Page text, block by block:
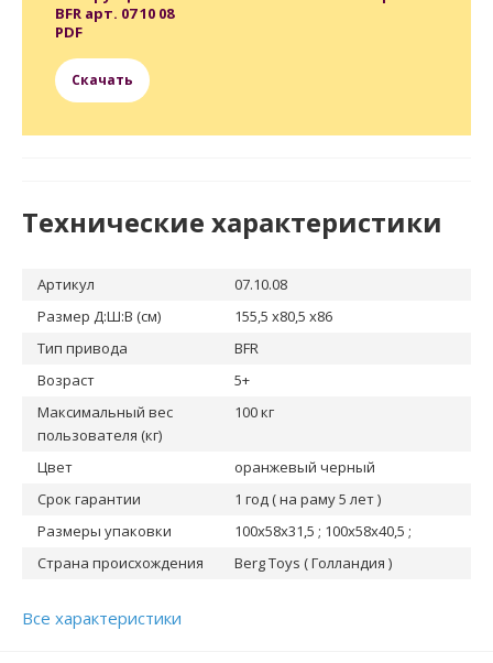
BFR арт. 07 10 08
PDF
Скачать
Технические характеристики
Артикул
07.10.08
Размер Д:Ш:В (см)
155,5 x80,5 x86
Тип привода
BFR
Возраст
5+
Максимальный вес
пользователя (кг)
100 кг
Цвет
оранжевый черный
Срок гарантии
1 год ( на раму 5 лет )
Размеры упаковки
100x58x31,5 ; 100x58x40,5 ;
Страна происхождения
Berg Toys ( Голландия )
Все характеристики